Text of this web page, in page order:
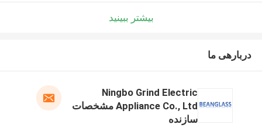
بیشتر ببینید
دربارهی ما
Ningbo Grind Electric
Appliance Co., Ltd مشخصات
سازنده